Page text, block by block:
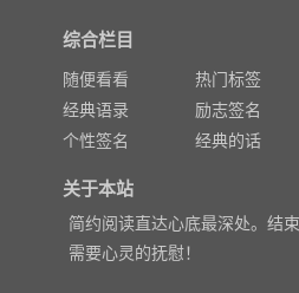
综合栏目
随便看看 热门标签
经典语录
励志签名
个性签名
经典的话
关于本站
简约阅读直达心底最深处。结
需要心灵的抚慰！